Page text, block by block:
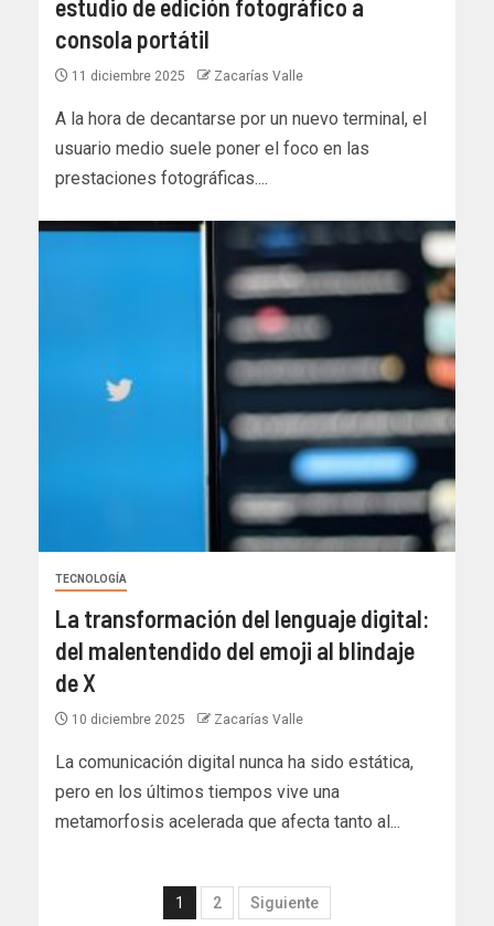
estudio de edición fotográfico a
consola portátil
11 diciembre 2025 Zacarías Valle
A la hora de decantarse por un nuevo terminal, el
usuario medio suele poner el foco en las
prestaciones fotográficas....
TECNOLOGÍA
La transformación del lenguaje digital:
del malentendido del emoji al blindaje
de X
10 diciembre 2025 Zacarías Valle
La comunicación digital nunca ha sido estática,
pero en los últimos tiempos vive una
metamorfosis acelerada que afecta tanto al...
1 2 Siguiente